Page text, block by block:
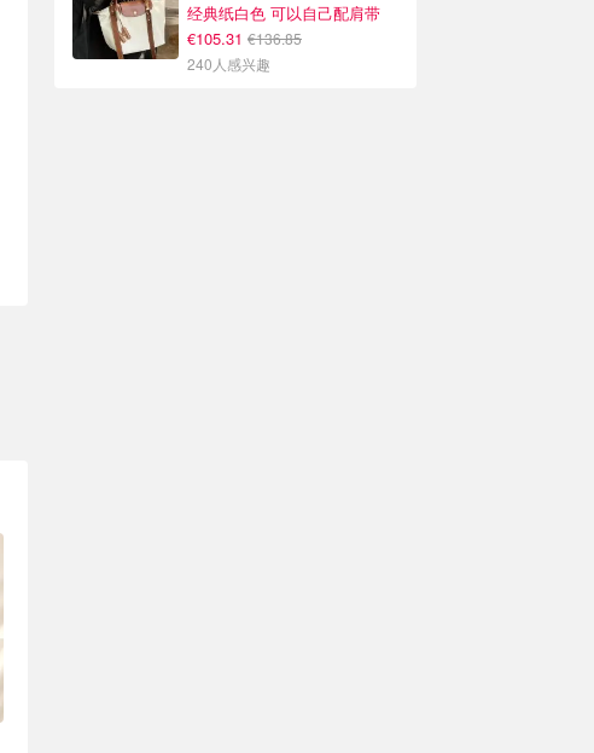
经典纸白色 可以自己配肩带
€105.31 €136.85
240人感兴趣